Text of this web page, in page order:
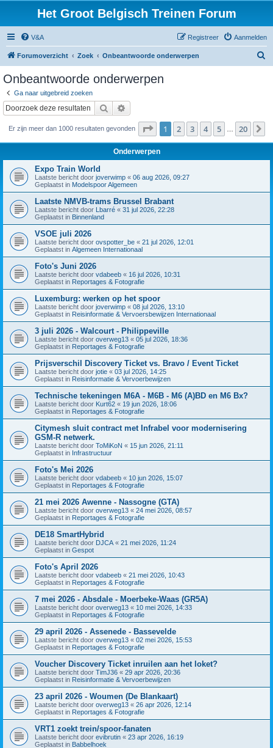
Het Groot Belgisch Treinen Forum
V&A Aanmelden
Registreer
Forumoverzicht Zoek Onbeantwoorde onderwerpen
Onbeantwoorde onderwerpen
Ga naar uitgebreid zoeken
Zoek
Er zijn meer dan 1000 resultaten gevonden Pagina van 20
1 2 3 4 5 20
Onderwerpen
Expo Train World
Laatste bericht door joverwimp « 06 aug 2026, 09:27
Geplaatst in Modelspoor Algemeen
Laatste NMVB-trams Brussel Brabant
Laatste bericht door Lbarré « 31 jul 2026, 22:28
Geplaatst in Binnenland
VSOE juli 2026
Laatste bericht door ovspotter_be « 21 jul 2026, 12:01
Geplaatst in Algemeen Internationaal
Foto's Juni 2026
Laatste bericht door vdabeeb « 16 jul 2026, 10:31
Geplaatst in Reportages & Fotografie
Luxemburg: werken op het spoor
Laatste bericht door joverwimp « 08 jul 2026, 13:10
Geplaatst in Reisinformatie & Vervoersbewijzen Internationaal
3 juli 2026 - Walcourt - Philippeville
Laatste bericht door overweg13 « 05 jul 2026, 18:36
Geplaatst in Reportages & Fotografie
Prijsverschil Discovery Ticket vs. Bravo / Event Ticket
Laatste bericht door jotie « 03 jul 2026, 14:25
Geplaatst in Reisinformatie & Vervoerbewijzen
Technische tekeningen M6A - M6B - M6 (A)BD en M6 Bx?
Laatste bericht door Kurt62 « 19 jun 2026, 18:06
Geplaatst in Reportages & Fotografie
Citymesh sluit contract met Infrabel voor modernisering
GSM-R netwerk.
Laatste bericht door ToMiKoN « 15 jun 2026, 21:11
Geplaatst in Infrastructuur
Foto's Mei 2026
Laatste bericht door vdabeeb « 10 jun 2026, 15:07
Geplaatst in Reportages & Fotografie
21 mei 2026 Awenne - Nassogne (GTA)
Laatste bericht door overweg13 « 24 mei 2026, 08:57
Geplaatst in Reportages & Fotografie
DE18 SmartHybrid
Laatste bericht door DJCA « 21 mei 2026, 11:24
Geplaatst in Gespot
Foto's April 2026
Laatste bericht door vdabeeb « 21 mei 2026, 10:43
Geplaatst in Reportages & Fotografie
7 mei 2026 - Absdale - Moerbeke-Waas (GR5A)
Laatste bericht door overweg13 « 10 mei 2026, 14:33
Geplaatst in Reportages & Fotografie
29 april 2026 - Assenede - Bassevelde
Laatste bericht door overweg13 « 02 mei 2026, 15:53
Geplaatst in Reportages & Fotografie
Voucher Discovery Ticket inruilen aan het loket?
Laatste bericht door TimJ36 « 29 apr 2026, 20:36
Geplaatst in Reisinformatie & Vervoerbewijzen
23 april 2026 - Woumen (De Blankaart)
Laatste bericht door overweg13 « 26 apr 2026, 12:14
Geplaatst in Reportages & Fotografie
VRT1 zoekt trein/spoor-fanaten
Laatste bericht door evibrutin « 23 apr 2026, 16:19
Geplaatst in Babbelhoek